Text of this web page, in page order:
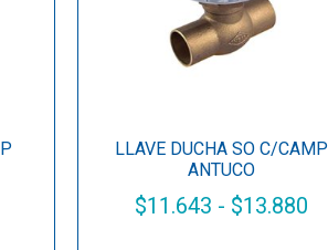
LLAVE DUCHA SO C/CAMP
ANTUCO
$11.643 - $13.880